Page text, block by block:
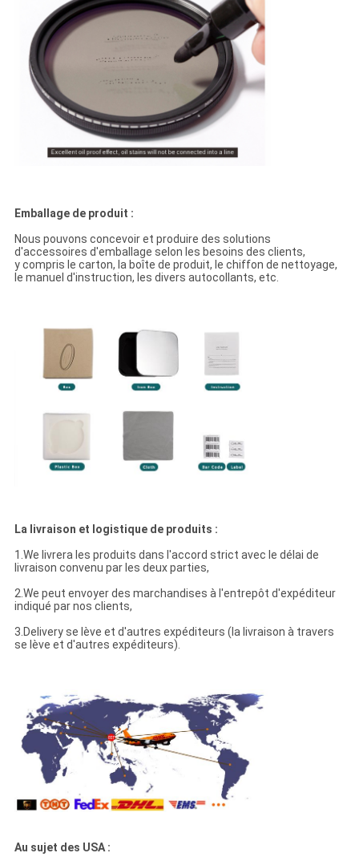
Emballage de produit :
Nous pouvons concevoir et produire des solutions
d'accessoires d'emballage selon les besoins des clients,
y compris le carton, la boîte de produit, le chiffon de nettoyage,
le manuel d'instruction, les divers autocollants, etc.
La livraison et logistique de produits :
1.We livrera les produits dans l'accord strict avec le délai de
livraison convenu par les deux parties,
2.We peut envoyer des marchandises à l'entrepôt d'expéditeur
indiqué par nos clients,
3.Delivery se lève et d'autres expéditeurs (la livraison à travers
se lève et d'autres expéditeurs).
Au sujet des USA :